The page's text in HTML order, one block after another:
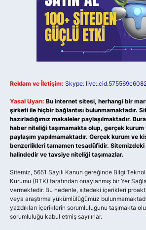
Reklam ve İletişim: Skype:
Yasal Uyarı: Bu internet sitesi, herhangi bir
şirketi ile hiçbir bağlantısı bulunmamaktadır.
hazırladığımız makaleler paylaşılmaktadır.
haber niteliği taşımamakta olup, gerçek kurum
paylaşım yapılmamaktadır. Gerçek kurum ve
benzerlikleri tamamen tesadüfidir.
halindedir ve tavsiye niteliği taşımazlar.
Sitemiz, 5651 Sayılı Kanun gereğince Bilgi
Kurumu (BTK) tarafından onaylanmış bir Yer
vermektedir. Bu nedenle, sitedeki içerikleri
veya araştırma yükümlülüğümüz
yazdıkları içeriklerin sorumluluğunu taşımakta
sorumluluğu kabul etmiş sayılırlar.